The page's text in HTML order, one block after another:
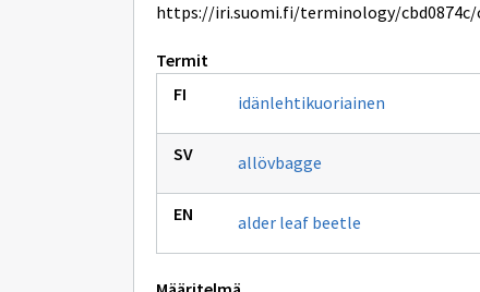
https://iri.suomi.fi/terminology/
Termit
idänlehtikuoriainen
allövbagge
alder leaf beetle